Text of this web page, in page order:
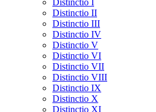
Distinctio II
Distinctio III
Distinctio IV
Distinctio V
Distinctio VI
Distinctio VII
Distinctio VIII
Distinctio IX
Distinctio X
Distinctio XI